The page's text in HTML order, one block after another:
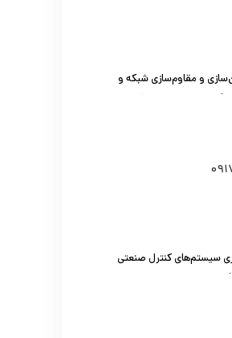
و مقاوم‌سازی شبکه و
(کارشناس امنیت شبکه
سیستم‌های کنترل صنعتی